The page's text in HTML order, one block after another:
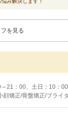
を見る
21：00、土日：10：
顔矯正/骨盤矯正/ブライダ